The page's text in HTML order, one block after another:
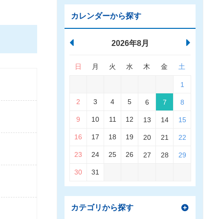
カレンダーから探す
2026年8月
日 月 火 水 木 金 土
1
2 3 4 5 6 7 8
9 10 11 12 13 14 15
16 17 18 19 20 21 22
23 24 25 26 27 28 29
30 31
カテゴリから探す